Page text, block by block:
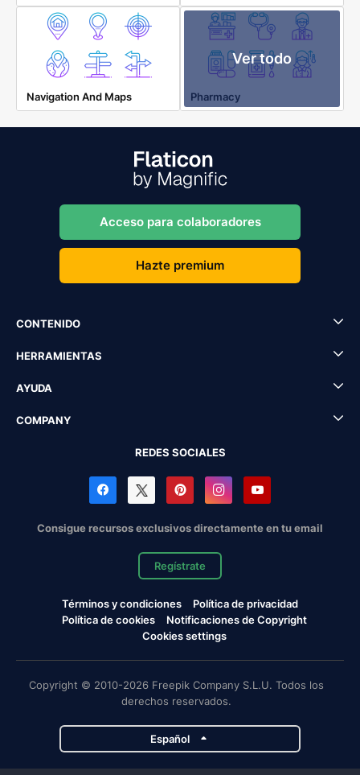
Navigation And Maps
Ver todo
Pharmacy
Acceso para colaboradores
Hazte premium
CONTENIDO
HERRAMIENTAS
AYUDA
COMPANY
REDES SOCIALES
Consigue recursos exclusivos directamente en tu email
Regístrate
Términos y condiciones
Política de privacidad
Política de cookies
Notificaciones de Copyright
Cookies settings
Copyright © 2010-2026 Freepik Company S.L.U. Todos los
derechos reservados.
Español